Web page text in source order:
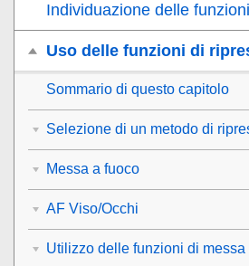
Individuazione delle
Uso delle funzioni di
Sommario di questo capitolo
Selezione di un metodo di
Messa a fuoco
AF Viso/Occhi
Utilizzo delle funzioni di messa